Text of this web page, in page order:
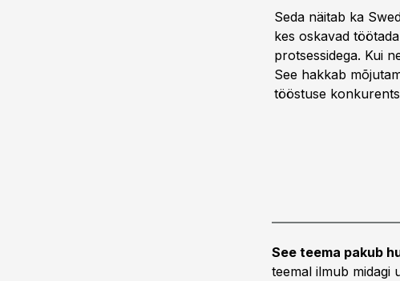
Seda näitab ka
kes oskavad
protsessidega. Kui
See hakkab
tööstuse
See teema pakub
teemal ilmub midagi